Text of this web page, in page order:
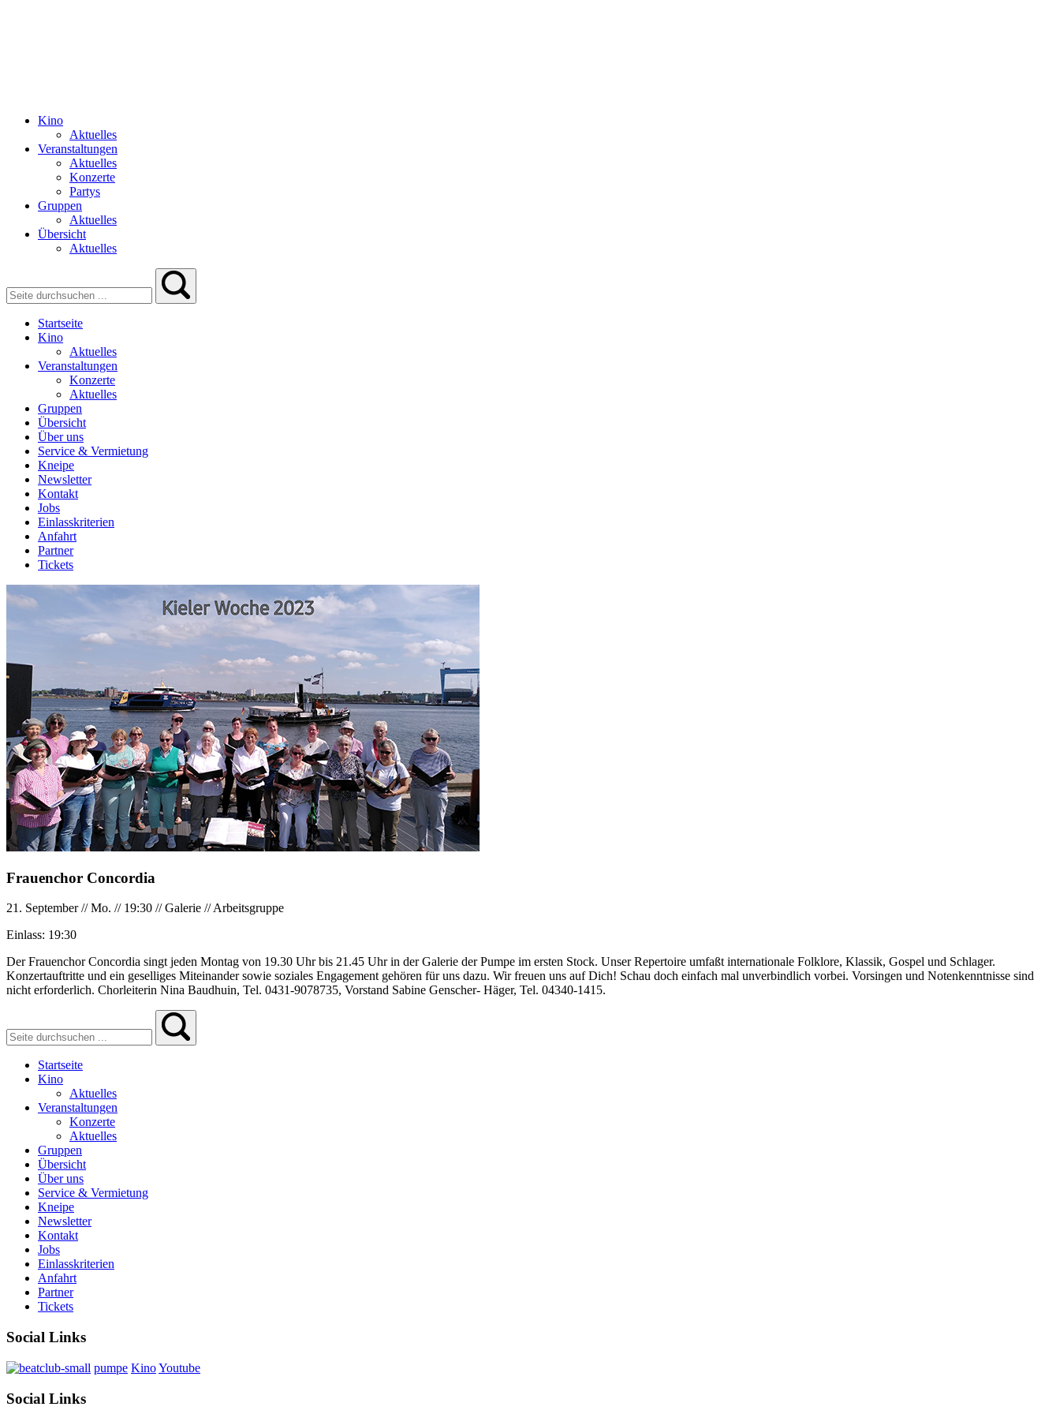
Kino
Aktuelles
Veranstaltungen
Aktuelles
Konzerte
Partys
Gruppen
Aktuelles
Übersicht
Aktuelles
Startseite
Kino
Aktuelles
Veranstaltungen
Konzerte
Aktuelles
Gruppen
Übersicht
Über uns
Service & Vermietung
Kneipe
Newsletter
Kontakt
Jobs
Einlasskriterien
Anfahrt
Partner
Tickets
Frauenchor Concordia
21. September//Mo. // 19:30 //Galerie //Arbeitsgruppe
Einlass: 19:30
Der Frauenchor Concordia singt jeden Montag von 19.30 Uhr bis 21.45 Uhr in der Galerie der Pumpe im ersten Stock. Unser Repertoire umfaßt internationale Folklore, Klassik, Gospel und Schlager.
Konzertauftritte und ein geselliges Miteinander sowie soziales Engagement gehören für uns dazu. Wir freuen uns auf Dich! Schau doch einfach mal unverbindlich vorbei. Vorsingen und Notenkenntnisse sind
nicht erforderlich. Chorleiterin Nina Baudhuin, Tel. 0431-9078735, Vorstand Sabine Genscher- Häger, Tel. 04340-1415.
Startseite
Kino
Aktuelles
Veranstaltungen
Konzerte
Aktuelles
Gruppen
Übersicht
Über uns
Service & Vermietung
Kneipe
Newsletter
Kontakt
Jobs
Einlasskriterien
Anfahrt
Partner
Tickets
Social Links
pumpe KinoYoutube
Social Links